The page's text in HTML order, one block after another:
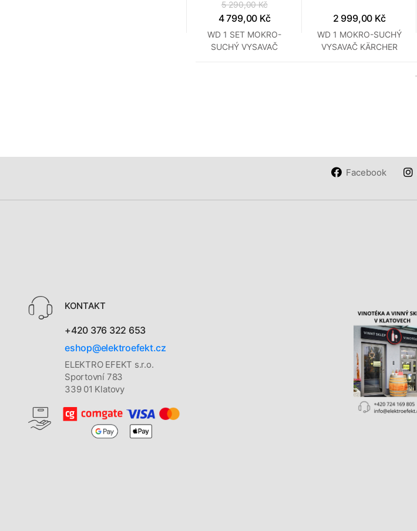
5 290,00 Kč
4 799,00 Kč
WD 1 SET MOKRO-
SUCHÝ VYSAVAČ
2 999,00 Kč
WD 1 MOKRO-SUCHÝ
VYSAVAČ KÄRCHER
Facebook
KONTAKT
+420 376 322 653
eshop@elektroefekt.cz
ELEKTRO EFEKT s.r.o.
Sportovní 783
339 01 Klatovy